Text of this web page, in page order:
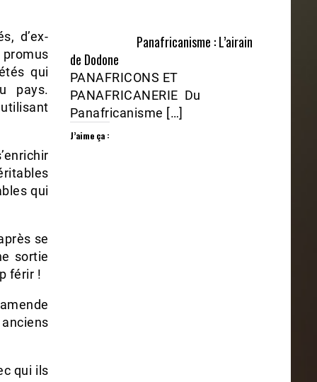
d’ex-
qui
pays.
qui
se
sortie
férir !
qui ils
Panafricanisme : L’airain
de Dodone
PANAFRICONS ET
PANAFRICANERIE Du
Panafricanisme […]
J’aime ça :